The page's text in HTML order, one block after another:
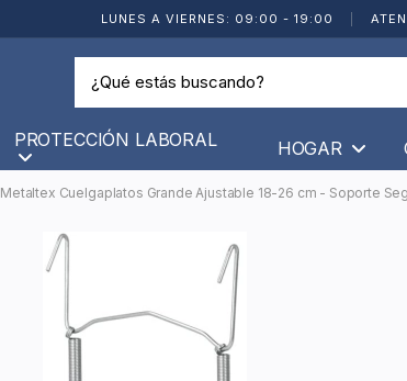
LUNES A VIERNES: 09:00 - 19:00
PROTECCIÓN LABORAL HOGAR
Metaltex Cuelgaplatos Grande Ajustable 18-26 cm - Soporte